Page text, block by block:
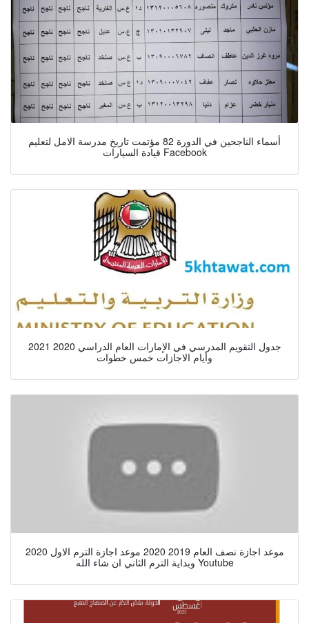
أسماء الناجحين في الدورة 82 مؤتمت تاريخ مدرسة الامل لتعليم
قيادة السيارات Facebook
جدول التقويم المدرسي في الإمارات العام الدراسي 2020 2021
وأيام الاجازات خمس خطوات
موعد اجازة نصف العام 2019 2020 موعد اجازة الترم الاول 2020
وبداية الترم الثاني ان شاء الله Youtube